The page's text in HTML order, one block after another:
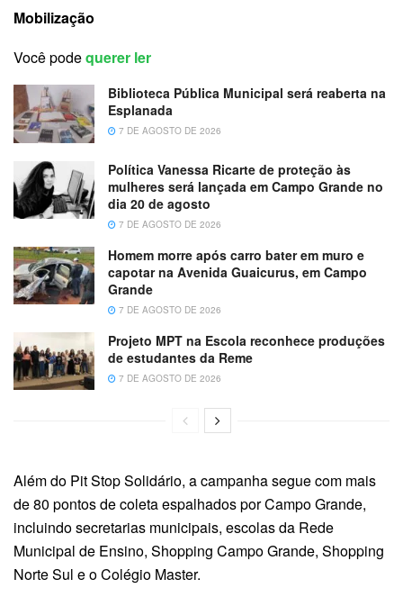
Mobilização
Você podequerer ler
Biblioteca Pública Municipal será reaberta na
Esplanada
7 DE AGOSTO DE 2026
Política Vanessa Ricarte de proteção às
mulheres será lançada em Campo Grande no
dia 20 de agosto
7 DE AGOSTO DE 2026
Homem morre após carro bater em muro e
capotar na Avenida Guaicurus, em Campo
Grande
7 DE AGOSTO DE 2026
Projeto MPT na Escola reconhece produções
de estudantes da Reme
7 DE AGOSTO DE 2026
Além do Pit Stop Solidário, a campanha segue com mais
de 80 pontos de coleta espalhados por Campo Grande,
incluindo secretarias municipais, escolas da Rede
Municipal de Ensino, Shopping Campo Grande, Shopping
Norte Sul e o Colégio Master.